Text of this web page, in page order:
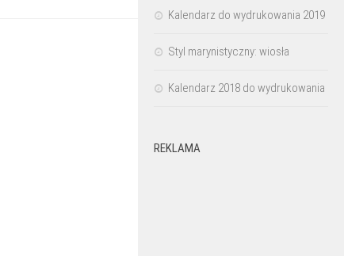
Kalendarz do wydrukowania 2019
Styl marynistyczny: wiosła
Kalendarz 2018 do wydrukowania
REKLAMA